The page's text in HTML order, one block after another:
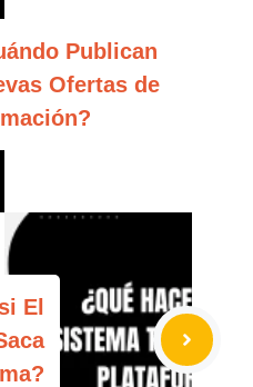
Publican
Ofertas de
El